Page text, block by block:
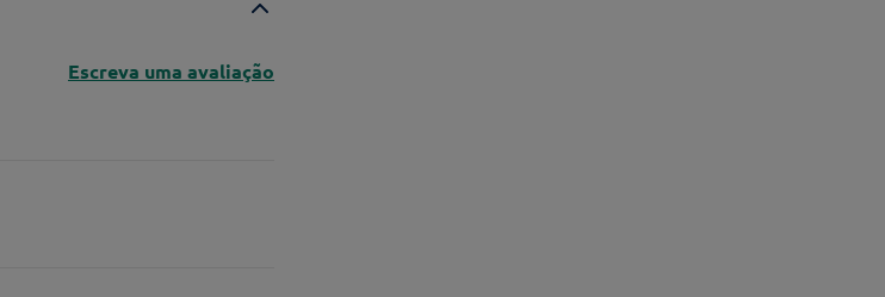
Escreva uma avaliação